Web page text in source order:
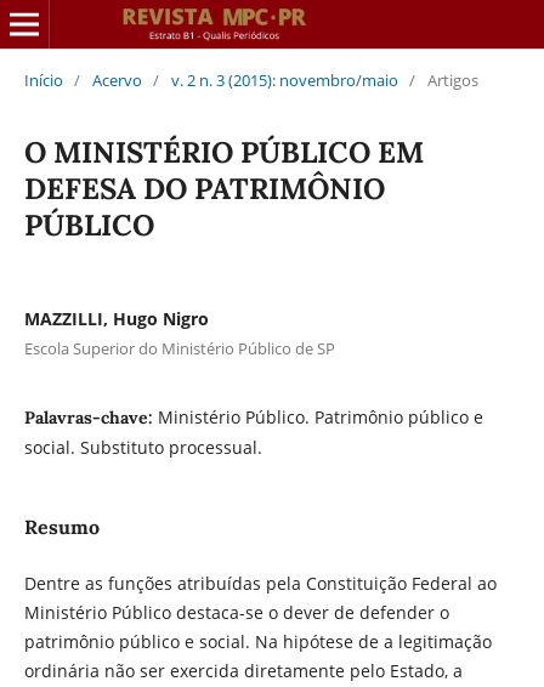
Início / Acervo / v. 2 n. 3 (2015): novembro/maio / Artigos
O MINISTÉRIO PÚBLICO EM
DEFESA DO PATRIMÔNIO
PÚBLICO
MAZZILLI, Hugo Nigro
Escola Superior do Ministério Público de SP
Palavras-chave: Ministério Público. Patrimônio público e
social. Substituto processual.
Resumo
Dentre as funções atribuídas pela Constituição Federal ao
Ministério Público destaca-se o dever de defender o
patrimônio público e social. Na hipótese de a legitimação
ordinária não ser exercida diretamente pelo Estado, a